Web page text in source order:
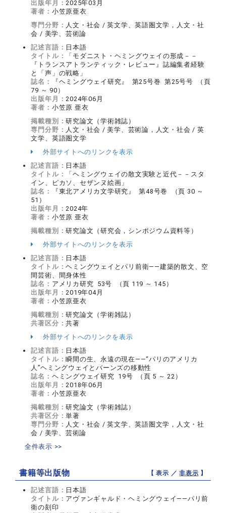
出版年月：2025年03月
著者： 小笠原亜衣
専門分野： 人文・社会 / 英文学、英語圏文学，人文・社
会 / 美学、芸術論
記述言語： 日本語
タイトル：
「モダニスト・ヘミングウェイの形成－－
『トランスアトランティック・レビュー』誌編集者経験
と「声」の戦略」
誌名：
『ヘミングウェイ研究』 第25号巻 第25号号 （頁
79 ～ 90）
出版年月：2024年06月
著者： 小笠原 亜衣
掲載種別：研究論文（学術雑誌）
専門分野： 人文・社会 / 美学、芸術論，人文・社会 / 英
文学、英語圏文学
外部サイトへのリンクを表示
記述言語： 日本語
タイトル：
「ヘミングウェイの散文実験と近代－－スタ
イン、ピカソ、セザンヌ絵画」
誌名：
『東北アメリカ文学研究』 第48号巻 （頁 30 ～
51）
出版年月：2024年
著者： 小笠原 亜衣
掲載種別：研究論文（研究会，シンポジウム資料等）
外部サイトへのリンクを表示
記述言語： 日本語
タイトル：ヘミングウェイとパリ前衛――建築的散文、空
間芸術、間身体性
誌名： アメリカ研究 53号 （頁 119 ～ 145）
出版年月：2019年04月
著者： 小笠原亜衣
掲載種別：研究論文（学術雑誌）
共著区分：共著
外部サイトへのリンクを表示
記述言語： 日本語
タイトル：瞬間の生、永遠の現在――“パリのアメリカ
人”ヘミングウェイとバーンズの移動性
誌名： ヘミングウェイ研究 19号 （頁 5 ～ 22）
出版年月：2018年06月
著者： 小笠原亜衣
掲載種別：研究論文（学術雑誌）
共著区分：単著
専門分野： 人文・社会 / 英文学、英語圏文学，人文・社
会 / 美学、芸術論
全件表示 >>
書籍等出版物 【 表示 ／非表示 】
記述言語： 日本語
タイトル： アヴァンギャルド・ヘミングウェイ――パリ前
衛の刻印